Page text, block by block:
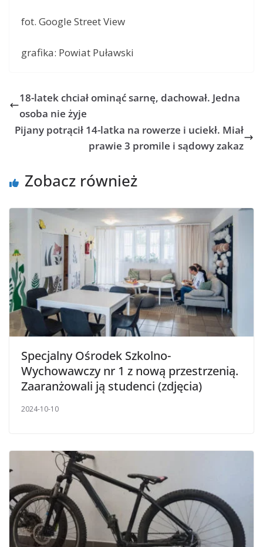
fot. Google Street View
grafika: Powiat Puławski
18-latek chciał ominąć sarnę, dachował. Jedna
osoba nie żyje
Pijany potrącił 14-latka na rowerze i uciekł. Miał
prawie 3 promile i sądowy zakaz
Zobacz również
Specjalny Ośrodek Szkolno-
Wychowawczy nr 1 z nową przestrzenią.
Zaaranżowali ją studenci (zdjęcia)
2024-10-10